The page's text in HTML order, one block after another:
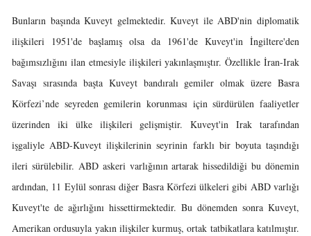
Bunların başında Kuveyt gelmektedir. Kuveyt ile ABD'nin diplomatik
ilişkileri 1951'de başlamış olsa da 1961'de Kuveyt'in İngiltere'den
bağımsızlığını ilan etmesiyle ilişkileri yakınlaşmıştır. Özellikle İran-Irak
Savaşı sırasında başta Kuveyt bandıralı gemiler olmak üzere Basra
Körfezi’nde seyreden gemilerin korunması için sürdürülen faaliyetler
üzerinden iki ülke ilişkileri gelişmiştir. Kuveyt'in Irak tarafından
işgaliyle ABD-Kuveyt ilişkilerinin seyrinin farklı bir boyuta taşındığı
ileri sürülebilir. ABD askeri varlığının artarak hissedildiği bu dönemin
ardından, 11 Eylül sonrası diğer Basra Körfezi ülkeleri gibi ABD varlığı
Kuveyt'te de ağırlığını hissettirmektedir. Bu dönemden sonra Kuveyt,
Amerikan ordusuyla yakın ilişkiler kurmuş, ortak tatbikatlara katılmıştır.